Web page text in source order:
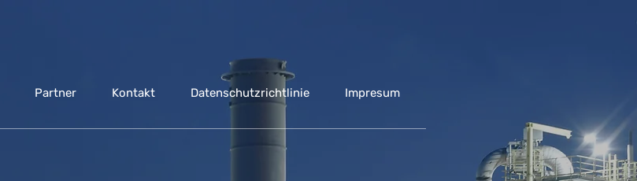
Partner Kontakt Datenschutzrichtlinie Impresum